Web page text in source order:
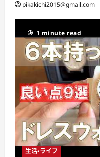
pikakichi2015@gmail.com
1 minute read
生活・ライフ